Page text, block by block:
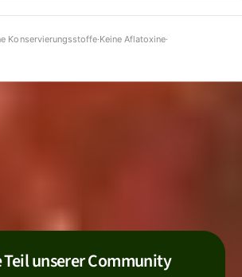
Konservierungsstoffe·Keine Aflatoxine·
Teil unserer Community